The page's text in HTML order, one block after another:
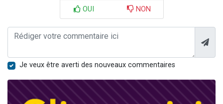
OUI NON
Je veux être averti des nouveaux commentaires